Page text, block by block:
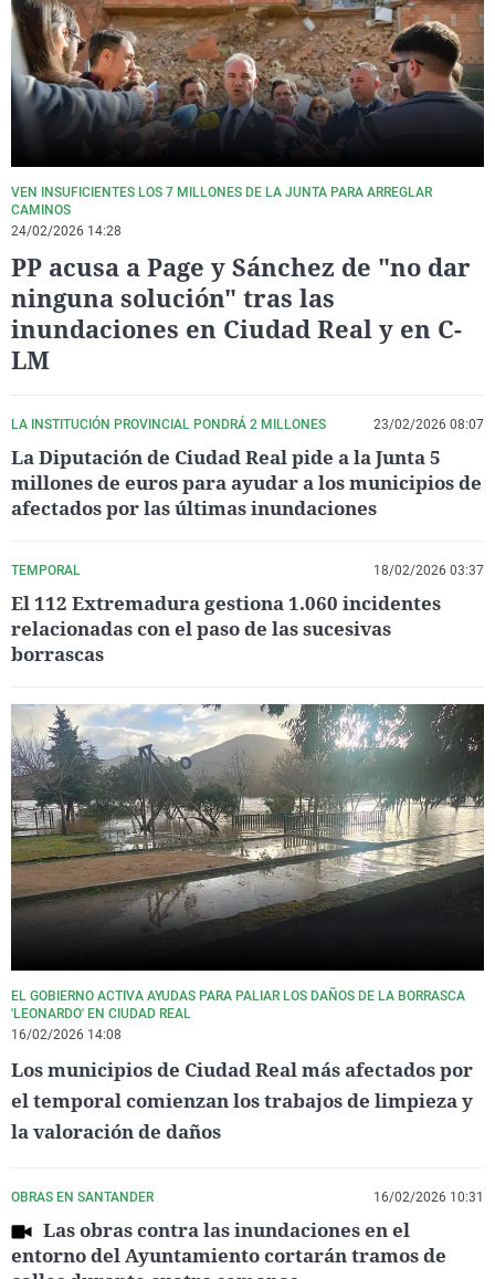
La rosa de los vientos
Gente viajera
Como el perro y el
Caso
Retornados
Equipo de
Operación Viuda
Extremadura
Galicia
La Rioja
Navarra
País Vasco
Virales
Televisión
Elecciones
VEN INSUFICIENTES LOS 7 MILLONES DE LA JUNTA PARA ARREGLAR
CAMINOS
24/02/2026 14:28
PP acusa a Page y Sánchez de "no dar
ninguna solución" tras las
inundaciones en Ciudad Real y en C-
LM
LA INSTITUCIÓN PROVINCIAL PONDRÁ 2 MILLONES 23/02/2026 08:07
La Diputación de Ciudad Real pide a la Junta 5
millones de euros para ayudar a los municipios de
afectados por las últimas inundaciones
TEMPORAL 18/02/2026 03:37
El 112 Extremadura gestiona 1.060 incidentes
relacionadas con el paso de las sucesivas
borrascas
EL GOBIERNO ACTIVA AYUDAS PARA PALIAR LOS DAÑOS DE LA BORRASCA
'LEONARDO' EN CIUDAD REAL
16/02/2026 14:08
Los municipios de Ciudad Real más afectados por
el temporal comienzan los trabajos de limpieza y
la valoración de daños
OBRAS EN SANTANDER 16/02/2026 10:31
Las obras contra las inundaciones en el
entorno del Ayuntamiento cortarán tramos de